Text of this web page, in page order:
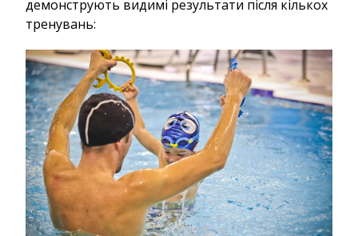
демонструють видимі результати після кількох
тренувань: